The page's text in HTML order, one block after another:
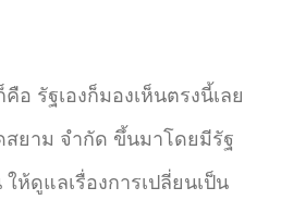
อ รัฐเองก็มองเห็นตรงนี้เลย
สยาม จำกัด ขึ้นมาโดยมีรัฐ
ห้ดูแลเรื่องการเปลี่ยนเป็น